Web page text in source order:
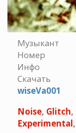
Музыкант
Номер
Инфо
Скачать
wiseVa001
Noise, Glitch,
Experimental,